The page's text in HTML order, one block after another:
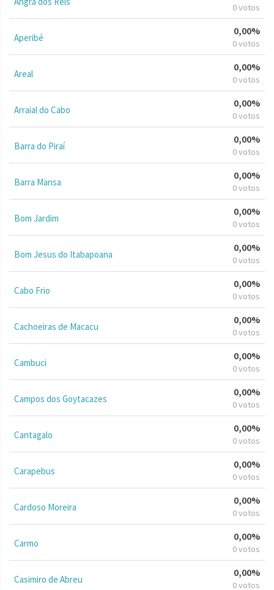
0 votos
Aperibé
0,00%
0 votos
Areal
0,00%
0 votos
Arraial do Cabo
0,00%
0 votos
Barra do Piraí
0,00%
0 votos
Barra Mansa
0,00%
0 votos
Bom Jardim
0,00%
0 votos
Bom Jesus do Itabapoana
0,00%
0 votos
Cabo Frio
0,00%
0 votos
Cachoeiras de Macacu
0,00%
0 votos
Cambuci
0,00%
0 votos
Campos dos Goytacazes
0,00%
0 votos
Cantagalo
0,00%
0 votos
Carapebus
0,00%
0 votos
Cardoso Moreira
0,00%
0 votos
Carmo
0,00%
0 votos
Casimiro de Abreu
0,00%
0 votos